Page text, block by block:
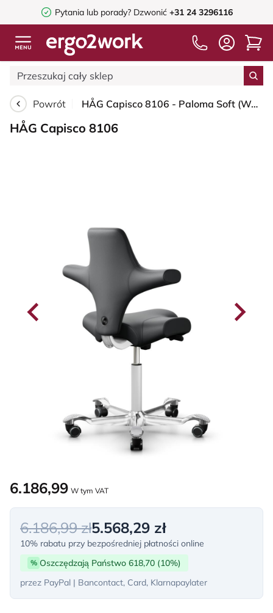
Pytania lub porady? Dzwonić +31 24 3296116
Powrót HÅG Capisco 8106 - Paloma Soft (Wollsdorf) - Skóra półanilinowa - ATG55206 - Grey - White - 265 mm (seat height 53-79cm) - Soft castors for hard floors
HÅG Capisco 8106
6.186,99 W tym VAT
6.186,99 zł5.568,29 zł
10% rabatu przy bezpośredniej płatności online
% Oszczędzają Państwo 618,70 (10%)
przez PayPal | Bancontact, Card, Klarnapaylater